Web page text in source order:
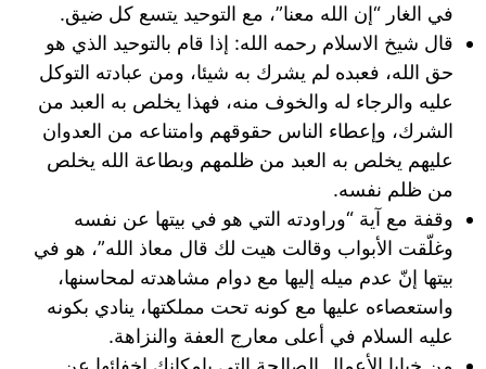
في الغار “إن الله معنا”، مع التوحيد يتسع كل ضيق.
قال شيخ الاسلام رحمه الله: إذا قام بالتوحيد الذي هو
حق الله، فعبده لم يشرك به شيئا، ومن عبادته التوكل
عليه والرجاء له والخوف منه، فهذا يخلص به العبد من
الشرك، وإعطاء الناس حقوقهم وامتناعه من العدوان
عليهم يخلص به العبد من ظلمهم وبطاعة الله يخلص
من ظلم نفسه.
وقفة مع آية “وراودته التي هو في بيتها عن نفسه
وغلّقت الأبواب وقالت هيت لك قال معاذ الله”، هو في
بيتها إنّ عدم ميله إليها مع دوام مشاهدته لمحاسنها،
واستعصاءه عليها مع كونه تحت مملكتها، ينادي بكونه
عليه السلام في أعلى معارج العفة والنزاهة.